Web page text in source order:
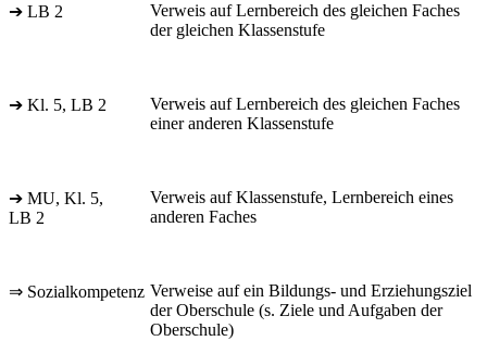
➔ LB 2
Verweis auf Lernbereich des gleichen Faches
der gleichen Klassenstufe
➔ Kl. 5, LB 2
Verweis auf Lernbereich des gleichen Faches
einer anderen Klassenstufe
➔ MU, Kl. 5,
LB 2
Verweis auf Klassenstufe, Lernbereich eines
anderen Faches
⇒ Sozialkompetenz Verweise auf ein Bildungs- und Erziehungsziel
der Oberschule (s. Ziele und Aufgaben der
Oberschule)